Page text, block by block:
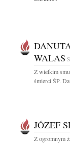
WALAS
Z wielkim
śmierci ŚP.
JÓZEF
Z ogromnym